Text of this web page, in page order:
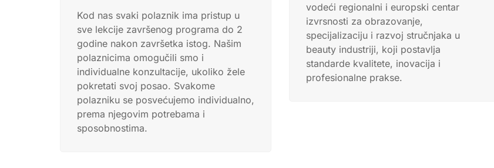
Kod nas svaki polaznik ima pristup u
sve lekcije završenog programa do 2
godine nakon završetka istog. Našim
polaznicima omogučili smo i
individualne konzultacije, ukoliko žele
pokretati svoj posao. Svakome
polazniku se posvećujemo individualno,
prema njegovim potrebama i
sposobnostima.
vodeći regionalni i europski centar
izvrsnosti za obrazovanje,
specijalizaciju i razvoj stručnjaka u
beauty industriji, koji postavlja
standarde kvalitete, inovacija i
profesionalne prakse.